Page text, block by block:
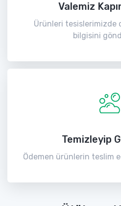
Valemiz
Ürünleri tesislerimizde
bilgisini
Temizleyip
Ödemen ürünlerin teslim